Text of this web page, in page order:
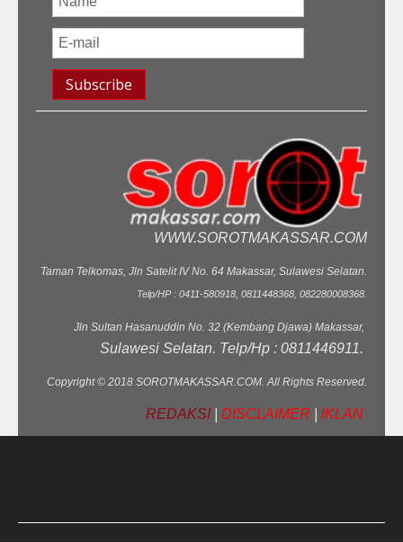
WWW.SOROTMAKASSAR.COM
Taman Telkomas, Jln Satelit IV No. 64 Makassar, Sulawesi Selatan.
Telp/HP : 0411-580918, 0811448368, 082280008368.
Jln Sultan Hasanuddin No. 32 (Kembang Djawa) Makassar,
Sulawesi Selatan. Telp/Hp : 0811446911.
Copyright © 2018 SOROTMAKASSAR.COM. All Rights Reserved.
REDAKSI DISCLAIMER IKLAN